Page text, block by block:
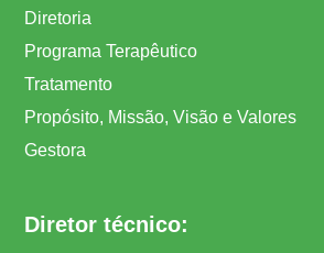
Diretoria
Programa Terapêutico
Tratamento
Propósito, Missão, Visão e Valores
Gestora
Diretor técnico: